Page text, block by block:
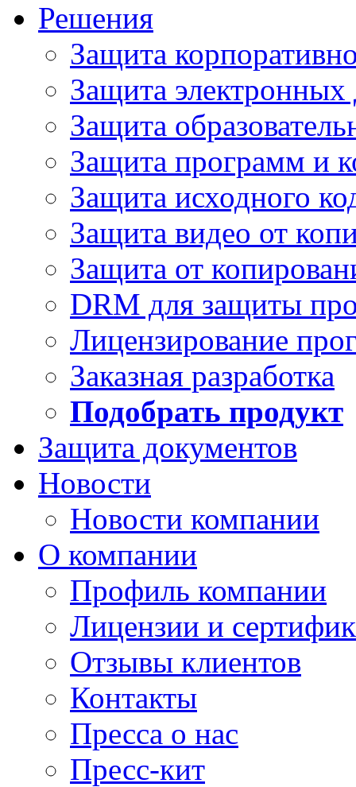
Решения
Защита
Защита электронных
Защита
Защита программ и
Защита исходного
Защита видео от
Защита от
DRM для защиты
Лицензирование
Заказная разработка
Подобрать продукт
Защита документов
Новости
Новости компании
О компании
Профиль компании
Лицензии и
Отзывы клиентов
Контакты
Пресса о нас
Пресс-кит